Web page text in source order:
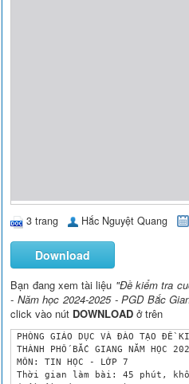
3 trang Hắc Nguyệt Quang
Download
Bạn đang xem tài liệu "Đề kiểm tra
- Năm học 2024-2025 - PGD Bắc
click vào nút DOWNLOAD ở trên
PHÒNG GIÁO DỤC VÀ ĐÀO TẠO ĐỀ
THÀNH PHỐ BẮC GIANG NĂM HỌC
MÔN: TIN HỌC - LỚP 7
Thời gian làm bài: 45 phút,